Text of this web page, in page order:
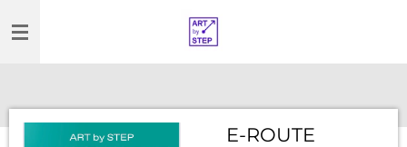
au
contenu
E-ROUTE